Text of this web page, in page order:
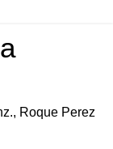
Roque Perez